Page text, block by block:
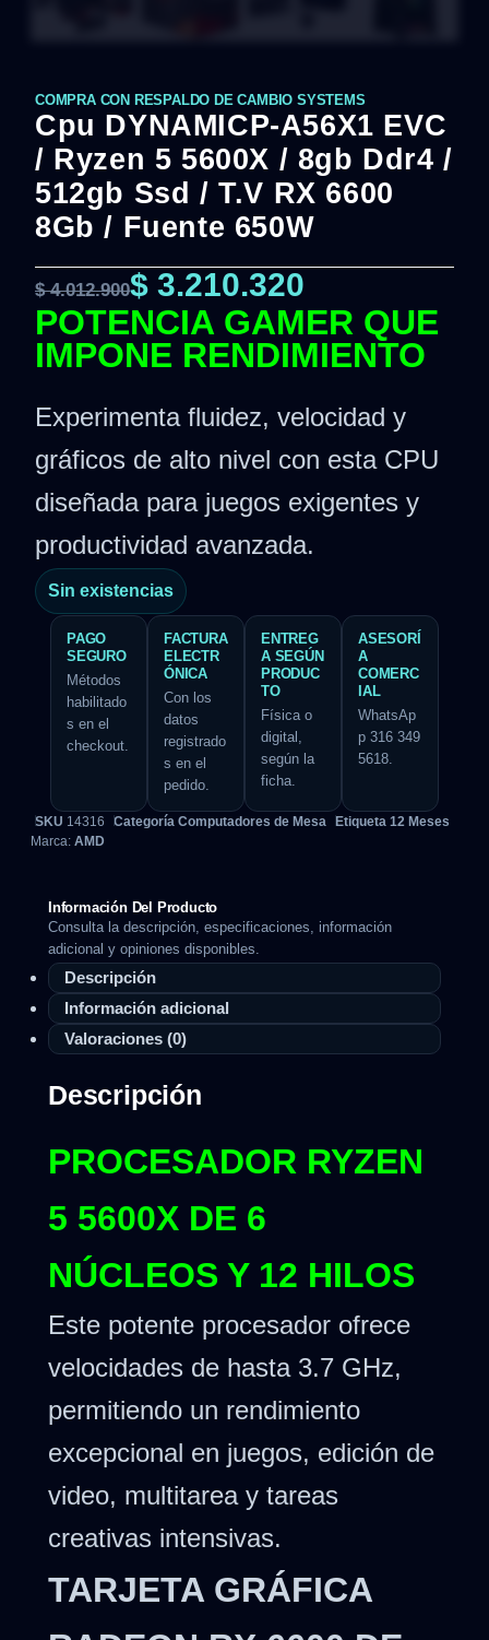
COMPRA CON RESPALDO DE CAMBIO SYSTEMS
Cpu DYNAMICP-A56X1 EVC
/ Ryzen 5 5600X / 8gb Ddr4 /
512gb Ssd / T.v RX 6600
8Gb / Fuente 650W
$4.012.900$ 3.210.320
POTENCIA GAMER QUE
IMPONE RENDIMIENTO
Experimenta fluidez, velocidad y
gráficos de alto nivel con esta CPU
diseñada para juegos exigentes y
productividad avanzada.
Sin existencias
PAGO
SEGURO
Métodos
habilitado
s en el
checkout.
FACTURA
ELECTR
ÓNICA
Con los
datos
registrado
s en el
pedido.
ENTREG
A SEGÚN
PRODUC
TO
Física o
digital,
según la
ficha.
ASESORÍ
A
COMERC
IAL
WhatsAp
p 316 349
5618.
SKU 14316 Categoría Computadores de Mesa Etiqueta 12 Meses
Marca: AMD
Información Del Producto
Consulta la descripción, especificaciones, información
adicional y opiniones disponibles.
Descripción
Información adicional
Valoraciones (0)
Descripción
PROCESADOR RYZEN
5 5600X DE 6
NÚCLEOS Y 12 HILOS
Este potente procesador ofrece
velocidades de hasta 3.7 GHz,
permitiendo un rendimiento
excepcional en juegos, edición de
video, multitarea y tareas
creativas intensivas.
TARJETA GRÁFICA